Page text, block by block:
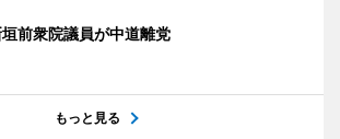
垣前衆院議員が中道離党
もっと見る